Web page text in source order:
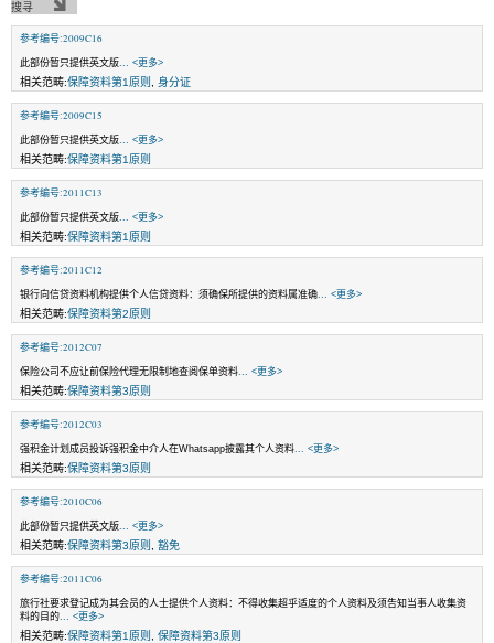
参考编号:2009C16
此部份暂只提供英文版 ... <更多>
相关范畴:保障资料第1原则 身分证
参考编号:2009C15
此部份暂只提供英文版 ... <更多>
相关范畴:保障资料第1原则
参考编号:2011C13
此部份暂只提供英文版 ... <更多>
相关范畴:保障资料第1原则
参考编号:2011C12
银行向信贷资料机构提供个人信贷资料：须确保所提供的资料属准确 ... <更多>
相关范畴:保障资料第2原则
参考编号:2012C07
保险公司不应让前保险代理无限制地查阅保单资料 ... <更多>
相关范畴:保障资料第3原则
参考编号:2012C03
强积金计划成员投诉强积金中介人在Whatsapp披露其个人资料 ... <更多>
相关范畴:保障资料第3原则
参考编号:2010C06
此部份暂只提供英文版 ... <更多>
相关范畴:保障资料第3原则 豁免
参考编号:2011C06
旅行社要求登记成为其会员的人士提供个人资料：不得收集超乎适度的个人资料及须告知当事人收集资
料的目的 ... <更多>
相关范畴:保障资料第1原则 保障资料第3原则